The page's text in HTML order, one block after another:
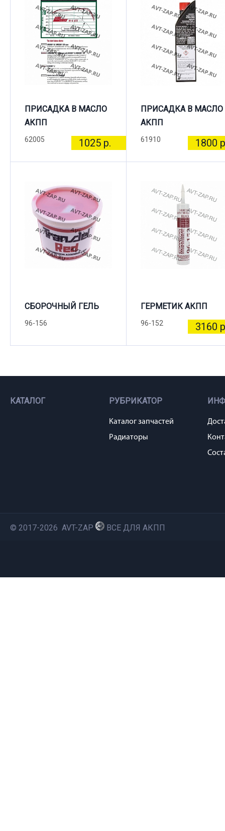
ПРИСАДКА В МАСЛО
АКПП
62005 1025 р.
ПРИСАДКА В МАСЛО
АКПП
61910 1800
СБОРОЧНЫЙ ГЕЛЬ
96-156
ГЕРМЕТИК АКПП
96-152 3160
КАТАЛОГ РУБРИКАТОР
Каталог запчастей
Радиаторы
© 2017-2026 AVT-ZAP ВСЕ ДЛЯ АКПП